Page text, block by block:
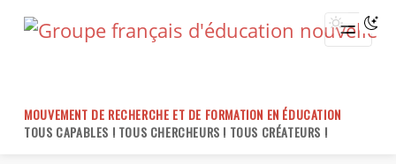
MOUVEMENT DE RECHERCHE ET DE FORMATION EN ÉDUCATION
TOUS CAPABLES ! TOUS CHERCHEURS ! TOUS CRÉATEURS !